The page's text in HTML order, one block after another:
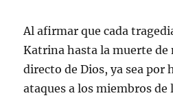
Al afirmar que cada
Katrina hasta la muerte de
directo de Dios, ya sea por
ataques a los miembros de